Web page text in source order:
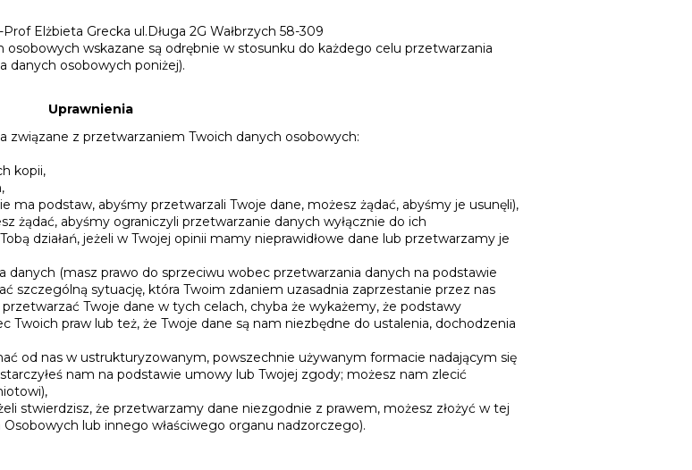
Elżbieta Grecka ul.Długa 2G Wałbrzych 58-309
wskazane są odrębnie w stosunku do każdego celu przetwarzania
danych osobowych poniżej).
Uprawnienia
związane z przetwarzaniem Twoich danych osobowych:
kopii,
ma podstaw, abyśmy przetwarzali Twoje dane, możesz żądać, abyśmy je usunęli),
żądać, abyśmy ograniczyli przetwarzanie danych wyłącznie do ich
działań, jeżeli w Twojej opinii mamy nieprawidłowe dane lub przetwarzamy je
danych (masz prawo do sprzeciwu wobec przetwarzania danych na podstawie
szczególną sytuację, która Twoim zdaniem uzasadnia zaprzestanie przez nas
Twoje dane w tych celach, chyba że wykażemy, że podstawy
Twoich praw lub też, że Twoje dane są nam niezbędne do ustalenia, dochodzenia
od nas w ustrukturyzowanym, powszechnie używanym formacie nadającym się
nam na podstawie umowy lub Twojej zgody; możesz nam zlecić
stwierdzisz, że przetwarzamy dane niezgodnie z prawem, możesz złożyć w tej
lub innego właściwego organu nadzorczego).